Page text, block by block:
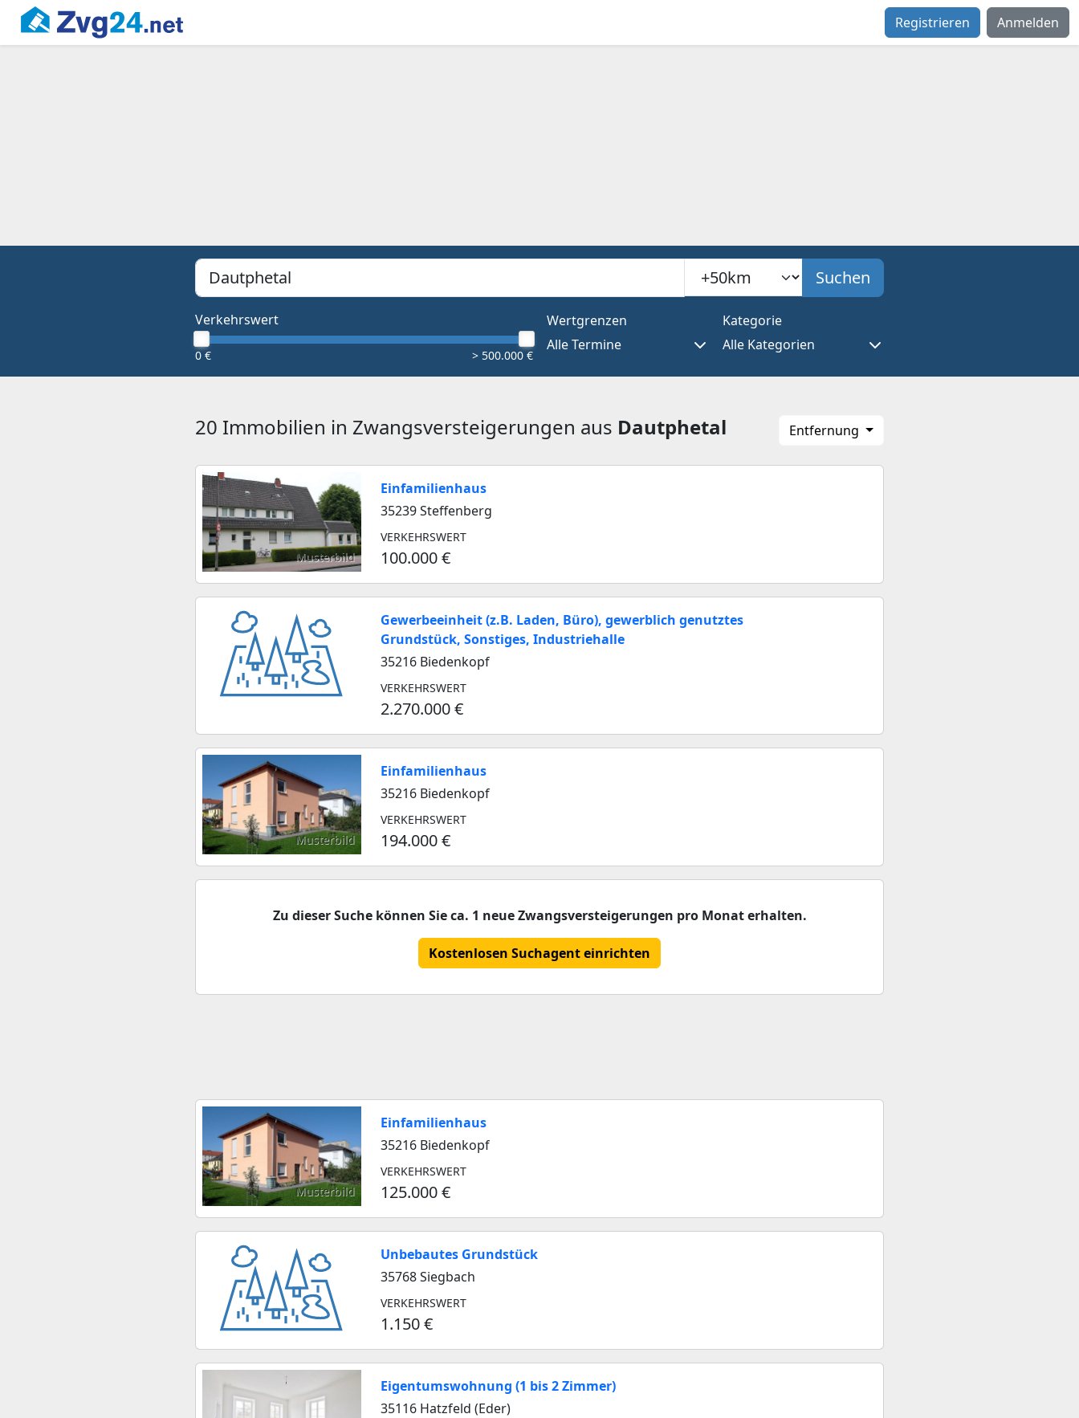
Registrieren Anmelden
PLZ, Ort oder Bundesland Suchradius Suchen
Verkehrswert
0 € > 500.000 €
Wertgrenzen
Alle Termine
Kategorie
Alle Kategorien
20 Immobilien in Zwangsversteigerungen aus Dautphetal Entfernung
Musterbild
Einfamilienhaus
35239 Steffenberg
VERKEHRSWERT
100.000 €
Gewerbeeinheit (z.B. Laden, Büro), gewerblich genutztes
Grundstück, Sonstiges, Industriehalle
35216 Biedenkopf
VERKEHRSWERT
2.270.000 €
Musterbild
Einfamilienhaus
35216 Biedenkopf
VERKEHRSWERT
194.000 €
Zu dieser Suche können Sie ca. 1 neue Zwangsversteigerungen pro Monat erhalten.
Kostenlosen Suchagent einrichten
Musterbild
Einfamilienhaus
35216 Biedenkopf
VERKEHRSWERT
125.000 €
Unbebautes Grundstück
35768 Siegbach
VERKEHRSWERT
1.150 €
Eigentumswohnung (1 bis 2 Zimmer)
35116 Hatzfeld (Eder)